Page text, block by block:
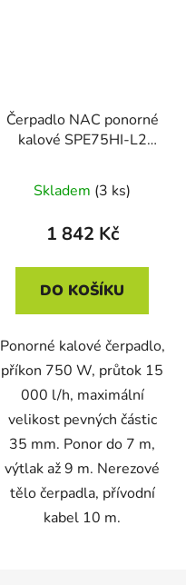
Čerpadlo NAC ponorné
kalové SPE75HI-L2
Skladem (3 ks)
1 842 Kč
DO KOŠÍKU
Ponorné kalové čerpadlo,
příkon 750 W, průtok 15
000 l/h, maximální
velikost pevných částic
35 mm. Ponor do 7 m,
výtlak až 9 m. Nerezové
tělo čerpadla, přívodní
kabel 10 m.